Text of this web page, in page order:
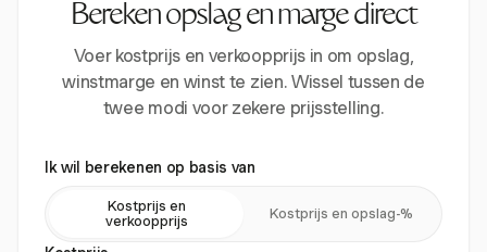
Bereken opslag en marge direct
Voer kostprijs en verkoopprijs in om opslag,
winstmarge en winst te zien. Wissel tussen de
twee modi voor zekere prijsstelling.
Ik wil berekenen op basis van
Kostprijs en
verkoopprijs
Kostprijs en opslag-%